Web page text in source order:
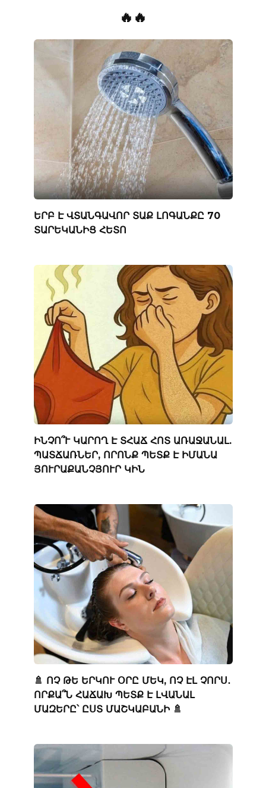
🔥🔥
ԵՐԲ Է ՎՏԱՆԳԱՎՈՐ ՏԱՔ ԼՈԳԱՆՔԸ 70
ՏԱՐԵԿԱՆԻՑ ՀԵՏՈ
ԻՆՉՈ՞Ւ ԿԱՐՈՂ Է ՏՀԱՃ ՀՈՏ ԱՌԱՋԱՆԱԼ.
ՊԱՏՃԱՌՆԵՐ, ՈՐՈՆՔ ՊԵՏՔ Է ԻՄԱՆԱ
ՅՈՒՐԱՔԱՆՉՅՈՒՐ ԿԻՆ
🚿 ՈՉ ԹԵ ԵՐԿՈՒ ՕՐԸ ՄԵԿ, ՈՉ ԷԼ ՉՈՐՍ․
ՈՐՔԱ՞Ն ՀԱՃԱԽ ՊԵՏՔ Է ԼՎԱՆԱԼ
ՄԱԶԵՐԸ՝ ԸՍՏ ՄԱՇԿԱԲԱՆԻ 🚿